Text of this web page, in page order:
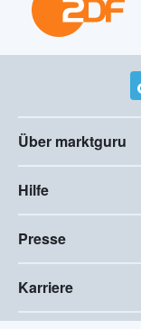
Über marktguru
Hilfe
Presse
Karriere